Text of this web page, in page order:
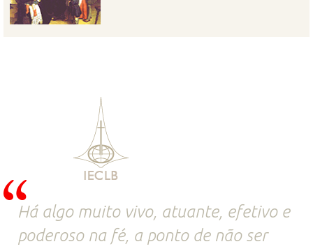
Há algo muito vivo, atuante, efetivo e
poderoso na fé, a ponto de não ser